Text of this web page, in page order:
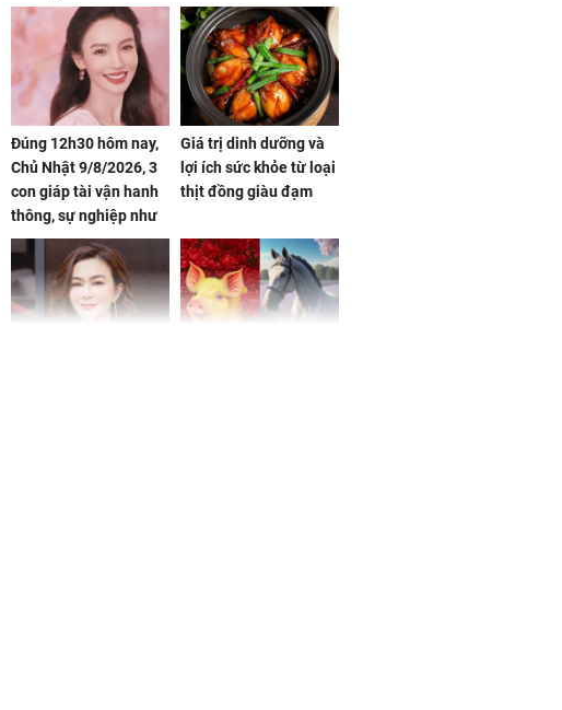
Đúng 12h30 hôm nay,
Chủ Nhật 9/8/2026, 3
con giáp tài vận hanh
thông, sự nghiệp như
'cá chép hóa Rồng', vét
cạn lộc lá trong thiên
hạ
Giá trị dinh dưỡng và
lợi ích sức khỏe từ loại
thịt đồng giàu đạm